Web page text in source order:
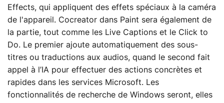
Effects, qui appliquent des effets spéciaux à la caméra
de l'appareil. Cocreator dans Paint sera également de
la partie, tout comme les Live Captions et le Click to
Do. Le premier ajoute automatiquement des sous-
titres ou traductions aux audios, quand le second fait
appel à l’IA pour effectuer des actions concrètes et
rapides dans les services Microsoft. Les
fonctionnalités de recherche de Windows seront, elles